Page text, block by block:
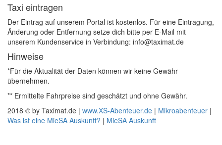
Taxi eintragen
Der Eintrag auf unserem Portal ist kostenlos. Für eine Eintragung,
Änderung oder Entfernung setze dich bitte per E-Mail mit
unserem Kundenservice in Verbindung: info@taximat.de
Hinweise
*Für die Aktualität der Daten können wir keine Gewähr
übernehmen.
** Ermittelte Fahrpreise sind geschätzt und ohne Gewähr.
2018 © by Taximat.de | www.XS-Abenteuer.de | Mikroabenteuer |
Was ist eine MieSA Auskunft? | MieSA Auskunft